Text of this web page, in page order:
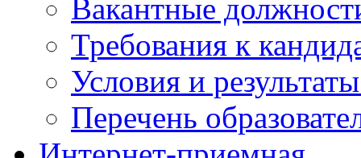
Вакантные
Требования к
Условия и
Перечень